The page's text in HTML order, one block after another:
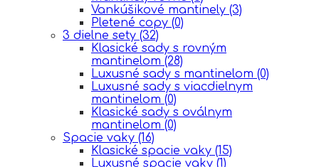
Vankúšikové mantinely (3)
Pletené copy (0)
3 dielne sety (32)
Klasické sady s rovným
mantinelom (28)
Luxusné sady s mantinelom (0)
Luxusné sady s viacdielnym
mantinelom (0)
Klasické sady s oválnym
mantinelom (0)
Spacie vaky (16)
Klasické spacie vaky (15)
Luxusné spacie vaky (1)